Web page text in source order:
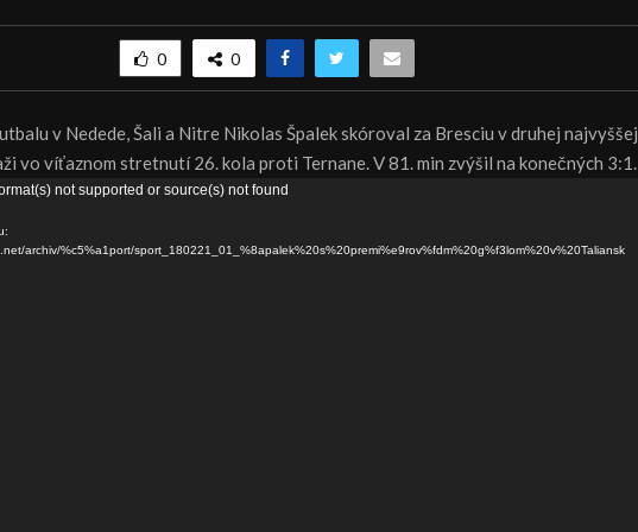
0 0
v Nedede, Šali a Nitre Nikolas Špalek skóroval za Bresciu v druhej najvyššej
vo víťaznom stretnutí 26. kola proti Ternane. V 81. min zvýšil na konečných 3:1.
not supported or source(s) not found
archiv/%c5%a1port/sport_180221_01_%8apalek%20s%20premi%e9rov%fdm%20g%f3lom%20v%20Taliansk